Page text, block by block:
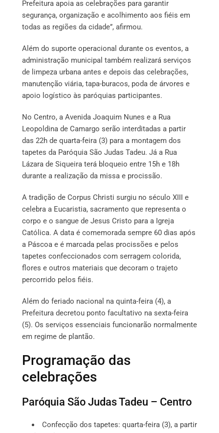
Prefeitura apoia as celebrações para garantir
segurança, organização e acolhimento aos fiéis em
todas as regiões da cidade”, afirmou.
Além do suporte operacional durante os eventos, a
administração municipal também realizará serviços
de limpeza urbana antes e depois das celebrações,
manutenção viária, tapa-buracos, poda de árvores e
apoio logístico às paróquias participantes.
No Centro, a Avenida Joaquim Nunes e a Rua
Leopoldina de Camargo serão interditadas a partir
das 22h de quarta-feira (3) para a montagem dos
tapetes da Paróquia São Judas Tadeu. Já a Rua
Lázara de Siqueira terá bloqueio entre 15h e 18h
durante a realização da missa e procissão.
A tradição de Corpus Christi surgiu no século XIII e
celebra a Eucaristia, sacramento que representa o
corpo e o sangue de Jesus Cristo para a Igreja
Católica. A data é comemorada sempre 60 dias após
a Páscoa e é marcada pelas procissões e pelos
tapetes confeccionados com serragem colorida,
flores e outros materiais que decoram o trajeto
percorrido pelos fiéis.
Além do feriado nacional na quinta-feira (4), a
Prefeitura decretou ponto facultativo na sexta-feira
(5). Os serviços essenciais funcionarão normalmente
em regime de plantão.
Programação das
celebrações
Paróquia São Judas Tadeu – Centro
Confecção dos tapetes: quarta-feira (3), a partir